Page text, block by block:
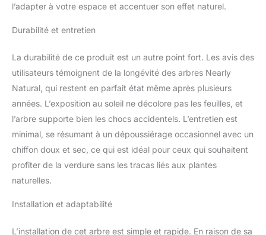
l’adapter à votre espace et accentuer son effet naturel.
Durabilité et entretien
La durabilité de ce produit est un autre point fort. Les avis des
utilisateurs témoignent de la longévité des arbres Nearly
Natural, qui restent en parfait état même après plusieurs
années. L’exposition au soleil ne décolore pas les feuilles, et
l’arbre supporte bien les chocs accidentels. L’entretien est
minimal, se résumant à un dépoussiérage occasionnel avec un
chiffon doux et sec, ce qui est idéal pour ceux qui souhaitent
profiter de la verdure sans les tracas liés aux plantes
naturelles.
Installation et adaptabilité
L’installation de cet arbre est simple et rapide. En raison de sa